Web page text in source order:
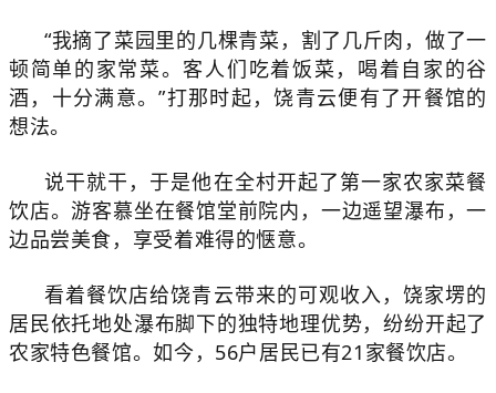
“我摘了菜园里的几棵青菜，割了几斤肉，做了一
顿简单的家常菜。客人们吃着饭菜，喝着自家的谷
酒，十分满意。”打那时起，饶青云便有了开餐馆的
想法。
说干就干，于是他在全村开起了第一家农家菜餐
饮店。游客慕坐在餐馆堂前院内，一边遥望瀑布，一
边品尝美食，享受着难得的惬意。
看着餐饮店给饶青云带来的可观收入，饶家塄的
居民依托地处瀑布脚下的独特地理优势，纷纷开起了
农家特色餐馆。如今，56户居民已有21家餐饮店。